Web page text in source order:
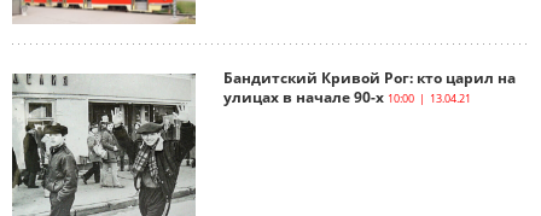
Бандитский Кривой Рог: кто царил на
улицах в начале 90-х 10:00 | 13.04.21